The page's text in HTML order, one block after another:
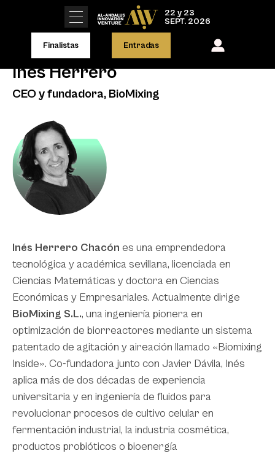
22 y 23
SEPT. 2026
Finalistas Entradas
Inés Herrero
CEO y fundadora, BioMixing
Inés Herrero Chacón es una emprendedora
tecnológica y académica sevillana, licenciada en
Ciencias Matemáticas y doctora en Ciencias
Económicas y Empresariales. Actualmente dirige
BioMixing S.L., una ingeniería pionera en
optimización de biorreactores mediante un sistema
patentado de agitación y aireación llamado «Biomixing
Inside». Co-fundadora junto con Javier Dávila, Inés
aplica más de dos décadas de experiencia
universitaria y en ingeniería de fluidos para
revolucionar procesos de cultivo celular en
fermentación industrial, la industria cosmética,
productos probióticos o bioenergía